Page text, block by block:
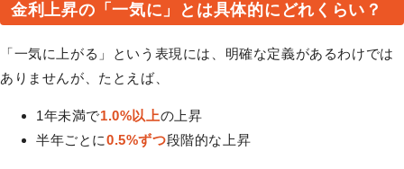
金利上昇の「一気に」とは具体的にどれくらい？
「一気に上がる」という表現には、明確な定義があるわけでは
ありませんが、たとえば、
1年未満で1.0%以上の上昇
半年ごとに0.5%ずつ段階的な上昇